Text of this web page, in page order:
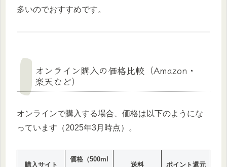
多いのでおすすめです。
オンライン購入の価格比較（Amazon・
楽天など）
オンラインで購入する場合、価格は以下のようにな
っています（2025年3月時点）。
購入サイト
価格（500ml
送料 ポイント還元